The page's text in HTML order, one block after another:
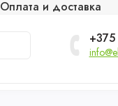
Оплата и доставка